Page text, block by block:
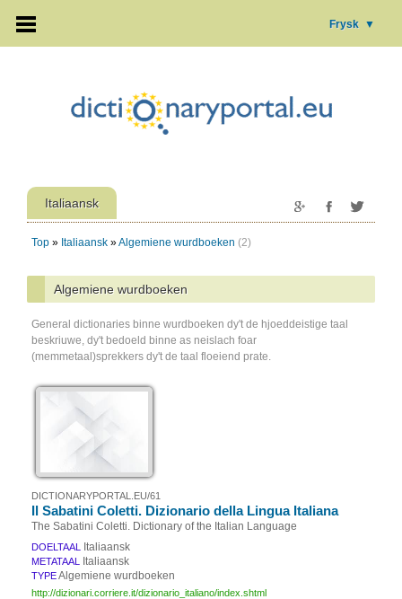
Frysk ▼
Italiaansk
Top » Italiaansk »Algemiene wurdboeken (2)
Algemiene wurdboeken
General dictionaries binne wurdboeken dy't de hjoeddeistige taal
beskriuwe, dy't bedoeld binne as neislach foar
(memmetaal)sprekkers dy't de taal floeiend prate.
DICTIONARYPORTAL.EU/61
Il Sabatini Coletti. Dizionario della Lingua Italiana
The Sabatini Coletti. Dictionary of the Italian Language
DOELTAAL Italiaansk
METATAAL Italiaansk
TYPEAlgemiene wurdboeken
http://dizionari.corriere.it/dizionario_italiano/index.shtml